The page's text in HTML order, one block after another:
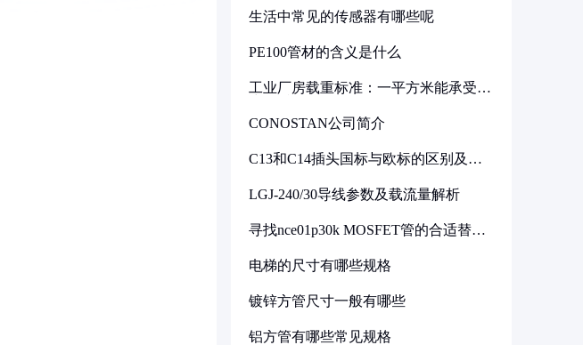
生活中常见的传感器有哪些呢
PE100管材的含义是什么
工业厂房载重标准：一平方米能承受多
CONOSTAN公司简介
C13和C14插头国标与欧标的区别及其
LGJ-240/30导线参数及载流量解析
寻找nce01p30k MOSFET管的合适替代
电梯的尺寸有哪些规格
镀锌方管尺寸一般有哪些
铝方管有哪些常见规格